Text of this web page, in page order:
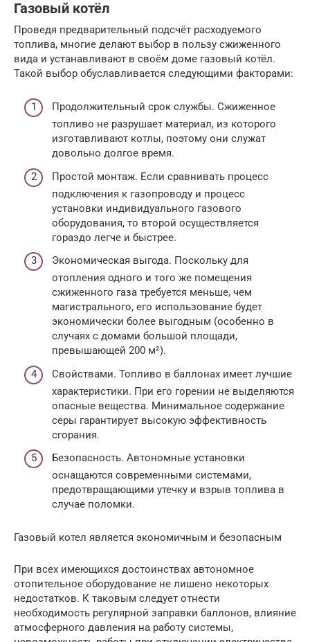
Газовый котёл
Проведя предварительный подсчёт расходуемого
топлива, многие делают выбор в пользу сжиженного
вида и устанавливают в своём доме газовый котёл.
Такой выбор обуславливается следующими факторами:
Продолжительный срок службы. Сжиженное
топливо не разрушает материал, из которого
изготавливают котлы, поэтому они служат
довольно долгое время.
Простой монтаж. Если сравнивать процесс
подключения к газопроводу и процесс
установки индивидуального газового
оборудования, то второй осуществляется
гораздо легче и быстрее.
Экономическая выгода. Поскольку для
отопления одного и того же помещения
сжиженного газа требуется меньше, чем
магистрального, его использование будет
экономически более выгодным (особенно в
случаях с домами большой площади,
превышающей 200 м²).
Свойствами. Топливо в баллонах имеет лучшие
характеристики. При его горении не выделяются
опасные вещества. Минимальное содержание
серы гарантирует высокую эффективность
сгорания.
Безопасность. Автономные установки
оснащаются современными системами,
предотвращающими утечку и взрыв топлива в
случае поломки.
Газовый котел является экономичным и безопасным
При всех имеющихся достоинствах автономное
отопительное оборудование не лишено некоторых
недостатков. К таковым следует отнести
необходимость регулярной заправки баллонов, влияние
атмосферного давления на работу системы,